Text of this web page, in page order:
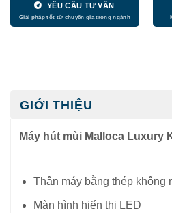
YÊU CẦU TƯ VẤN
GIỚI THIỆU
Máy hút mùi Malloca Luxury
Thân máy bằng thép không
Màn hình hiển thị LED